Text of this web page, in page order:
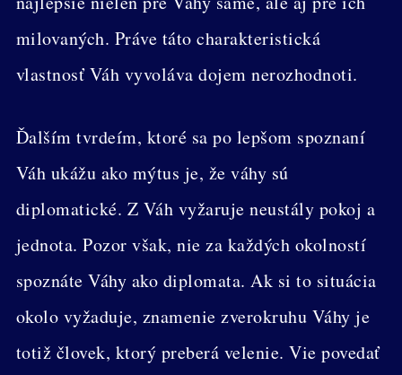
milovaných. Práve táto charakteristická
vlastnosť Váh vyvoláva dojem nerozhodnoti.
Ďalším tvrdeím, ktoré sa po lepšom spoznaní
Váh ukážu ako mýtus je, že váhy sú
diplomatické. Z Váh vyžaruje neustály pokoj a
jednota. Pozor však, nie za každých okolností
spoznáte Váhy ako diplomata. Ak si to situácia
okolo vyžaduje, znamenie zverokruhu Váhy je
totiž človek, ktorý preberá velenie. Vie povedať